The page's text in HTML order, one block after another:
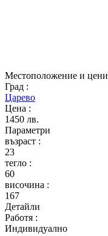
Местоположение и цени
Град :
Царево
Цена :
1450 лв.
Параметри
възраст :
23
тегло :
60
височина :
167
Детайли
Работя :
Индивидуално